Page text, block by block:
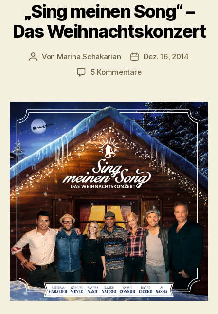
„Sing meinen Song“ –
Das Weihnachtskonzert
Beitragsautor
Von Marina Schakarian
Dez. 16, 2014
5 Kommentarezu
Song“
–
Das
Weihnachtskonzert